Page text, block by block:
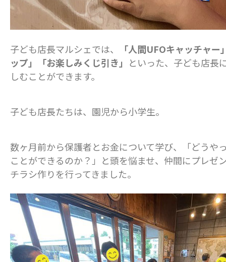
子ども店長マルシェでは、
「人間UFOキャッチャー
ップ」「お楽しみくじ引き」 といった、子ども店長
しむことができます。
子ども店長たちは、園児から小学生。
数ヶ月前から保護者とお金について学び、「どうや
ことができるのか？」と頭を悩ませ、仲間にプレゼ
チラシ作りを行ってきました。